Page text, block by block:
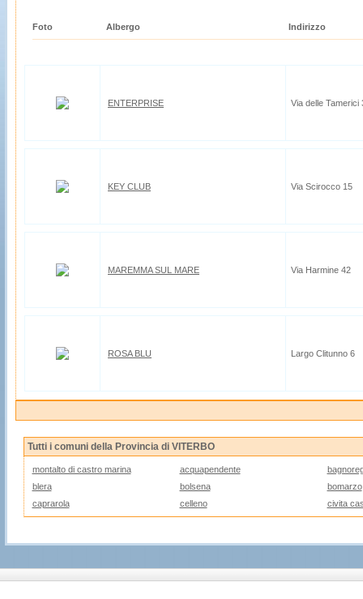
Foto Albergo Indirizzo
ENTERPRISE Via delle Tamerici
KEY CLUB Via Scirocco 15
MAREMMA SUL MARE Via Harmine 42
ROSA BLU Largo Clitunno 6
Tutti i comuni della Provincia di VITERBO
montalto di castro marina acquapendente
blera
bolsena
bomarzo
caprarola
celleno civita